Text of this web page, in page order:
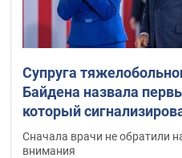
Супруга
Байдена назвала
который
"агрессивном" раке
Сначала врачи не обратили
внимания